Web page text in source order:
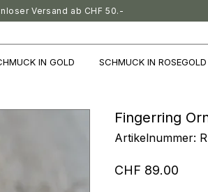
Versand ab CHF 50.-
IN GOLD SCHMUCK IN ROSEGOLD
Fingerring
Artikelnummer:
CHF 89.00